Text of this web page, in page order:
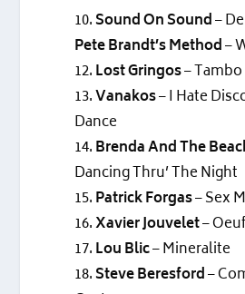
10.Sound On Sound–
Pete Brandt’s Method–
12.Lost Gringos–
13.Vanakos– I Hate
Dance
14.Brenda And The
Dancing Thru’ The Night
15.Patrick Forgas– Sex
16.Xavier Jouvelet–
17.Lou Blic– Mineralite
18.Steve Beresford–